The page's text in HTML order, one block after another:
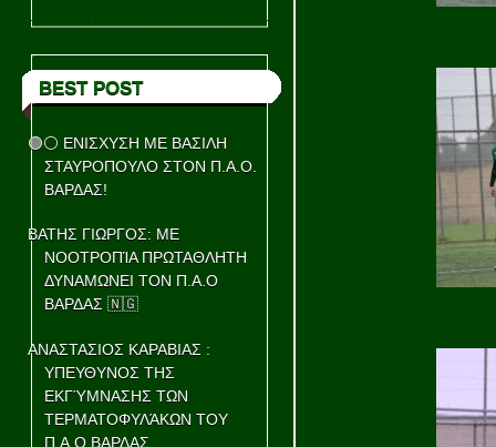
BEST POST
🟢⚪ ΕΝΙΣΧΥΣΗ ΜΕ ΒΑΣΙΛΗ
ΣΤΑΥΡΟΠΟΥΛΟ ΣΤΟΝ Π.Α.Ο.
ΒΑΡΔΑΣ!
ΒΑΤΗΣ ΓΙΩΡΓΟΣ: ΜΕ
ΝΟΟΤΡΟΠΊΑ ΠΡΩΤΑΘΛΗΤΗ
ΔΥΝΑΜΩΝΕΙ ΤΟΝ Π.Α.Ο
ΒΑΡΔΑΣ 🇳🇬
ΑΝΑΣΤΑΣΙΟΣ ΚΑΡΑΒΙΑΣ :
ΥΠΕΥΘΥΝΟΣ ΤΗΣ
ΕΚΓΎΜΝΑΣΗΣ ΤΩΝ
ΤΕΡΜΑΤΟΦΥΛΆΚΩΝ ΤΟΥ
Π.Α.Ο ΒΑΡΔΑΣ